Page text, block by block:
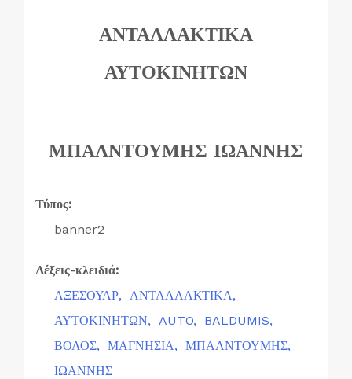
ΑΝΤΑΛΛΑΚΤΙΚΑ
ΑΥΤΟΚΙΝΗΤΩΝ
ΜΠΑΛΝΤΟΥΜΗΣ ΙΩΑΝΝΗΣ
Τύπος:
banner2
Λέξεις-κλειδιά:
ΑΞΕΣΟΥΑΡ,
ΑΝΤΑΛΛΑΚΤΙΚΑ,
ΑΥΤΟΚΙΝΗΤΩΝ,
AUTO,
BALDUMIS,
ΒΟΛΟΣ, ΜΑΓΝΗΣΙΑ, ΜΠΑΛΝΤΟΥΜΗΣ,
ΙΩΑΝΝΗΣ